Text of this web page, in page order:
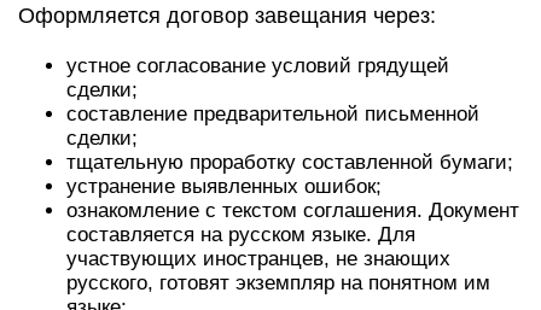
Оформляется договор завещания через:
устное согласование условий грядущей
сделки;
составление предварительной письменной
сделки;
тщательную проработку составленной бумаги;
устранение выявленных ошибок;
ознакомление с текстом соглашения. Документ
составляется на русском языке. Для
участвующих иностранцев, не знающих
русского, готовят экземпляр на понятном им